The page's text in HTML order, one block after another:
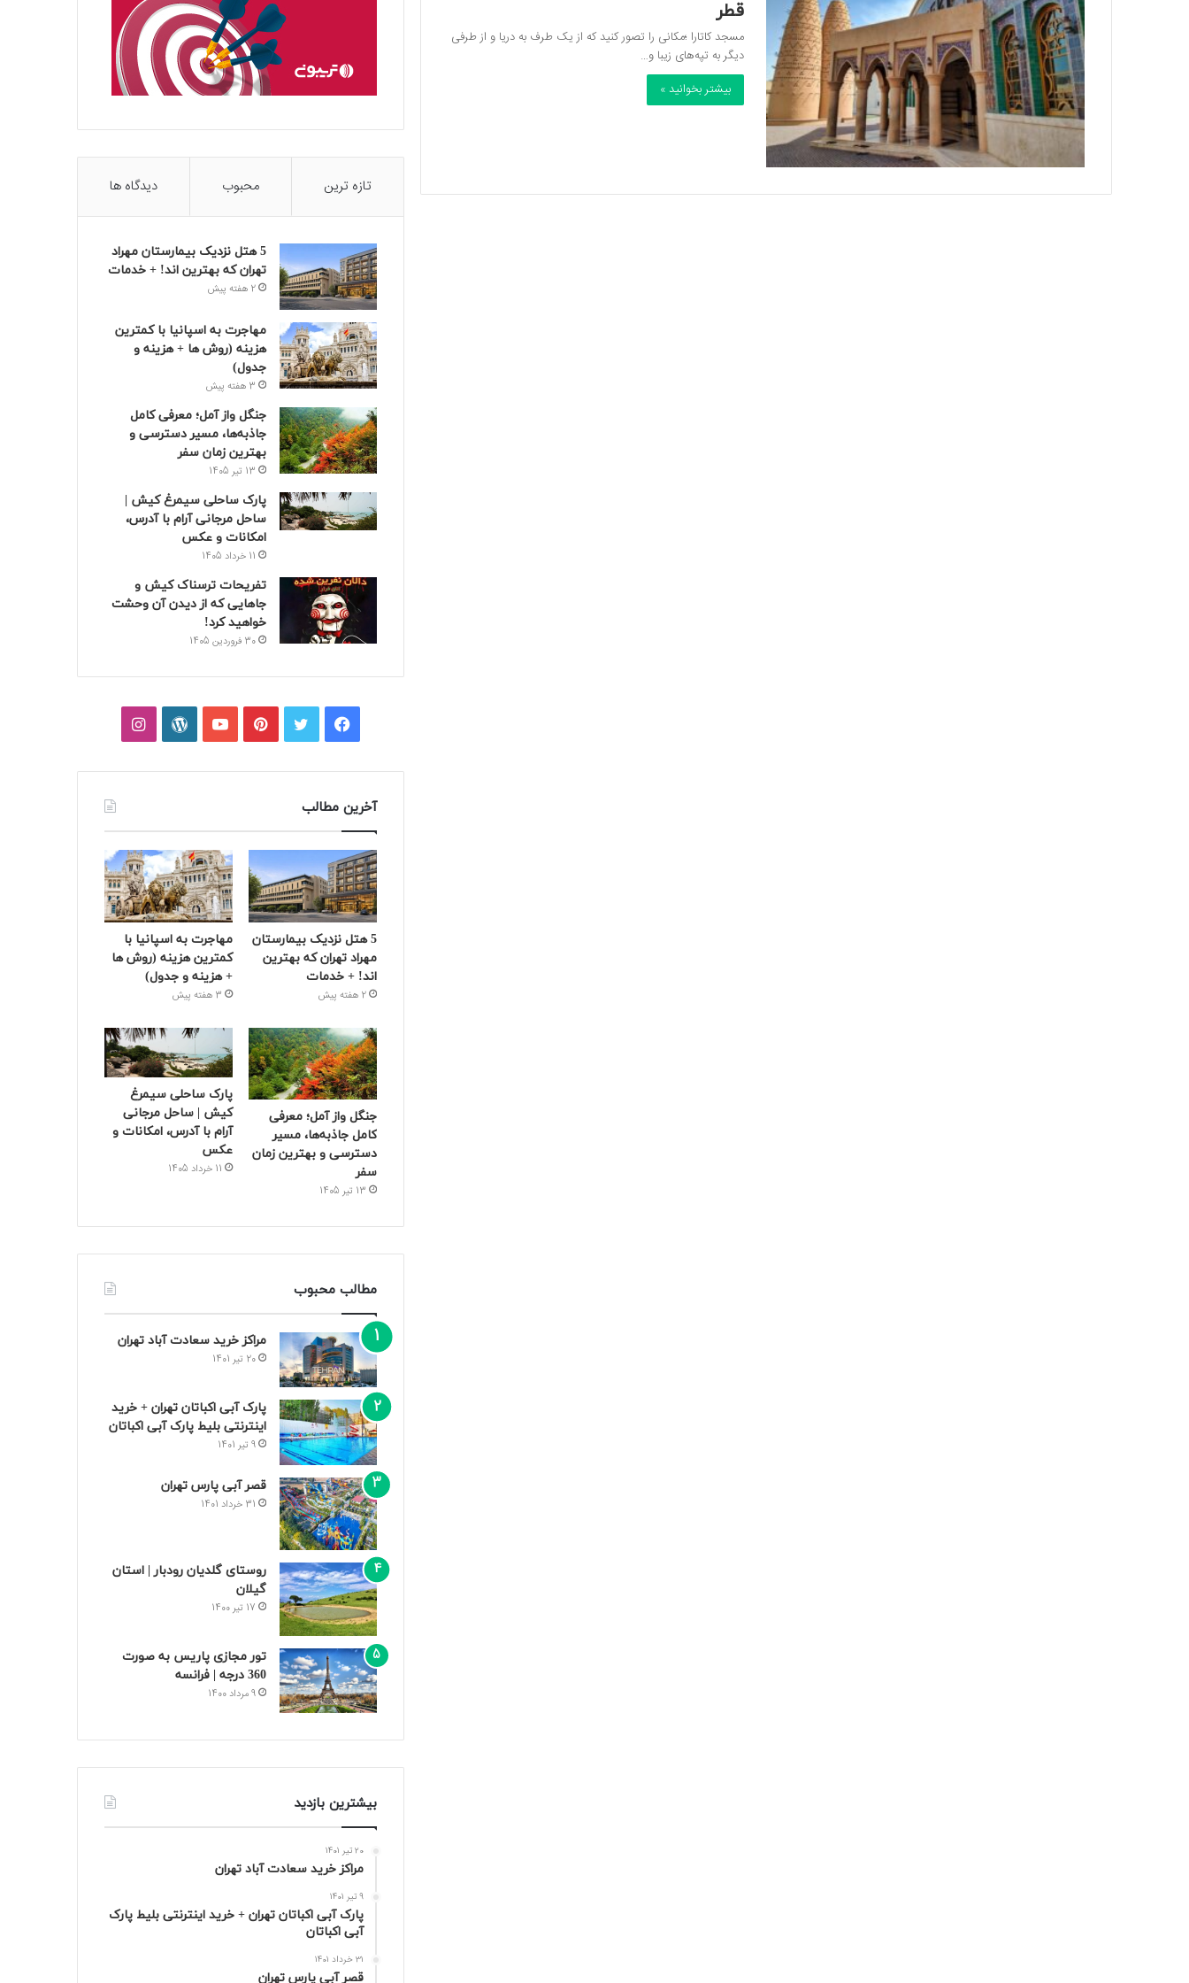
قطر
مسجد کاتارا ؛مکانی را تصور کنید که از یک طرف به دریا و از طرفی
دیگر به تپه‌های زیبا و…
بیشتر بخوانید »
تازه ترین محبوب دیدگاه ها
5 هتل نزدیک بیمارستان مهراد
تهران که بهترین‌ اند! + خدمات
2 هفته پیش
مهاجرت به اسپانیا با کمترین
هزینه (روش ها + هزینه و
جدول)
3 هفته پیش
جنگل واز آمل؛ معرفی کامل
جاذبه‌ها، مسیر دسترسی و
بهترین زمان سفر
13 تیر 1405
پارک ساحلی سیمرغ کیش |
ساحل مرجانی آرام با آدرس،
امکانات و عکس
11 خرداد 1405
تفریحات ترسناک کیش و
جاهایی که از دیدن آن وحشت
خواهید کرد!
30 فروردین 1405
فیسبوکتوییترپینتریستیوتیوبوردپرساینستاگرام
آخرین مطالب
5 هتل نزدیک بیمارستان
مهراد تهران که بهترین‌
اند! + خدمات
2 هفته پیش
مهاجرت به اسپانیا با
کمترین هزینه (روش ها
+ هزینه و جدول)
3 هفته پیش
جنگل واز آمل؛ معرفی
کامل جاذبه‌ها، مسیر
دسترسی و بهترین زمان
سفر
13 تیر 1405
پارک ساحلی سیمرغ
کیش | ساحل مرجانی
آرام با آدرس، امکانات و
عکس
11 خرداد 1405
مطالب محبوب
مراکز خرید سعادت‌ آباد تهران
20 تیر 1401
پارک آبی اکباتان تهران + خرید
اینترنتی بلیط پارک آبی اکباتان
9 تیر 1401
قصر آبی پارس تهران
31 خرداد 1401
روستای گلدیان رودبار | استان
گیلان
17 تیر 1400
تور مجازی پاریس به صورت
360 درجه | فرانسه
9 مرداد 1400
بیشترین بازدید
20 تیر 1401
مراکز خرید سعادت‌ آباد تهران
9 تیر 1401
پارک آبی اکباتان تهران + خرید اینترنتی بلیط پارک
آبی اکباتان
31 خرداد 1401
قصر آبی پارس تهران